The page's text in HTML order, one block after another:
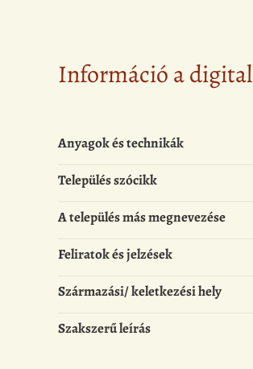
Információ a
Anyagok és technikák
Település szócikk
A település más megnevezése
Feliratok és jelzések
Származási/ keletkezési hely
Szakszerű leírás